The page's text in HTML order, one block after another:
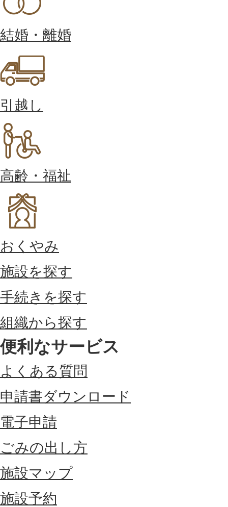
結婚・離婚
引越し
高齢・福祉
おくやみ
施設を探す
手続きを探す
組織から探す
便利なサービス
よくある質問
申請書ダウンロード
電子申請
ごみの出し方
施設マップ
施設予約